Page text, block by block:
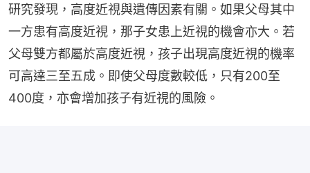
研究發現，高度近視與遺傳因素有關。如果父母其中
一方患有高度近視，那子女患上近視的機會亦大。若
父母雙方都屬於高度近視，孩子出現高度近視的機率
可高達三至五成。即使父母度數較低，只有200至
400度，亦會增加孩子有近視的風險。